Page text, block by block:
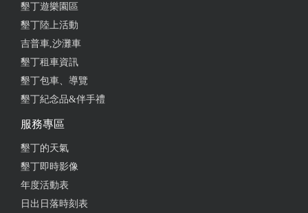
墾丁遊樂園區
墾丁陸上活動
吉普車,沙灘車
墾丁租車資訊
墾丁包車、導覽
墾丁紀念品&伴手禮
服務專區
墾丁的天氣
墾丁即時影像
年度活動表
日出日落時刻表